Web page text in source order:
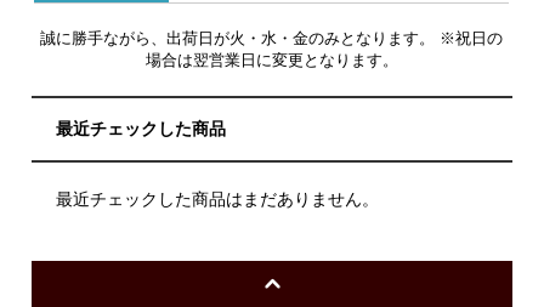
誠に勝手ながら、出荷日が火・水・金のみとなります。 ※祝日の
場合は翌営業日に変更となります。
最近チェックした商品
最近チェックした商品はまだありません。